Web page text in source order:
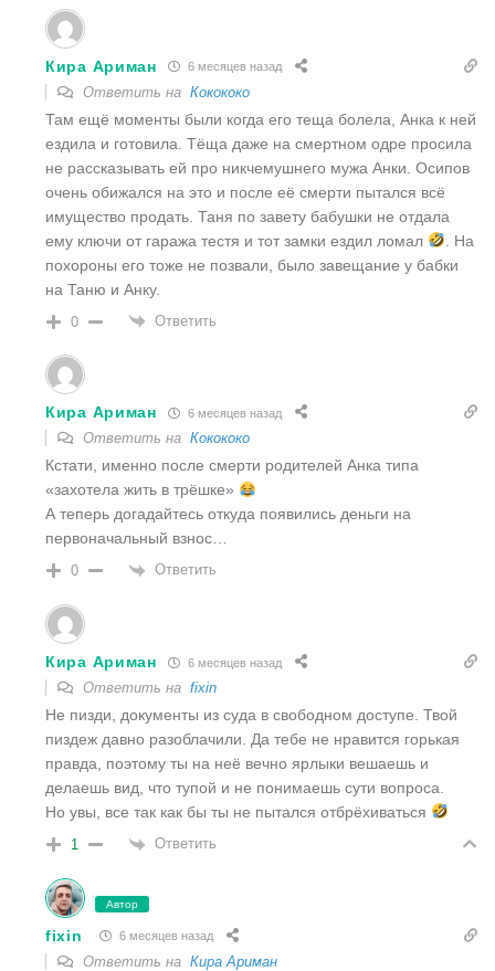
Кира Ариман 6 месяцев назад
Ответить на Кокококо
Там ещё моменты были когда его теща болела, Анка к ней
ездила и готовила. Тёща даже на смертном одре просила
не рассказывать ей про никчемушнего мужа Анки. Осипов
очень обижался на это и после её смерти пытался всё
имущество продать. Таня по завету бабушки не отдала
ему ключи от гаража тестя и тот замки ездил ломал
. На
похороны его тоже не позвали, было завещание у бабки
на Таню и Анку.
0 Ответить
Кира Ариман 6 месяцев назад
Ответить на Кокококо
Кстати, именно после смерти родителей Анка типа
«захотела жить в трёшке»
А теперь догадайтесь откуда появились деньги на
первоначальный взнос…
0 Ответить
Кира Ариман 6 месяцев назад
Ответить на fixin
Не пизди, документы из суда в свободном доступе. Твой
пиздеж давно разоблачили. Да тебе не нравится горькая
правда, поэтому ты на неё вечно ярлыки вешаешь и
делаешь вид, что тупой и не понимаешь сути вопроса.
Но увы, все так как бы ты не пытался отбрёхиваться
1 Ответить
Автор
fixin 6 месяцев назад
Ответить на Кира Ариман